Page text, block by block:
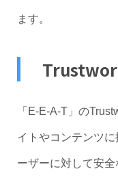
ます。
「E-E-A-T」の
イトやコンテンツ
ーザーに対して安